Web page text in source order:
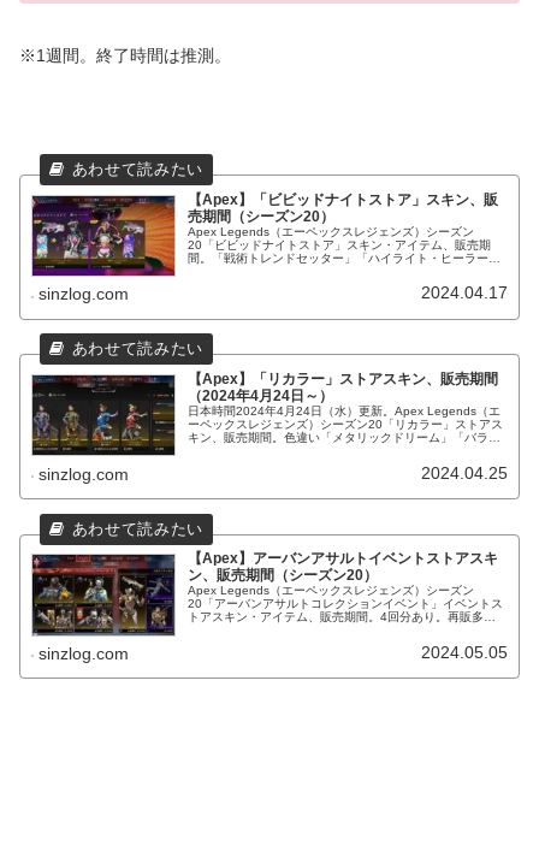
※1週間。終了時間は推測。
【Apex】「ビビッドナイトストア」スキン、販
売期間（シーズン20）
Apex Legends（エーペックスレジェンズ）シーズン
20「ビビッドナイトストア」スキン・アイテム、販売期
間。「戦術トレンドセッター」「ハイライト・ヒーラー」
sinzlog.com 2024.04.17
【Apex】「リカラー」ストアスキン、販売期間
（2024年4月24日～）
日本時間2024年4月24日（水）更新。Apex Legends（エ
ーペックスレジェンズ）シーズン20「リカラー」ストアス
キン、販売期間。色違い「メタリックドリーム」「バラン
sinzlog.com 2024.04.25
【Apex】アーバンアサルトイベントストアスキ
ン、販売期間（シーズン20）
Apex Legends（エーペックスレジェンズ）シーズン
20「アーバンアサルトコレクションイベント」イベントス
トアスキン・アイテム、販売期間。4回分あり。再販多
sinzlog.com 2024.05.05